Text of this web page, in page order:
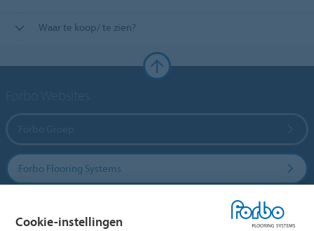
Waar te koop/ te zien?
Forbo Flooring Systems
Cookie-instellingen